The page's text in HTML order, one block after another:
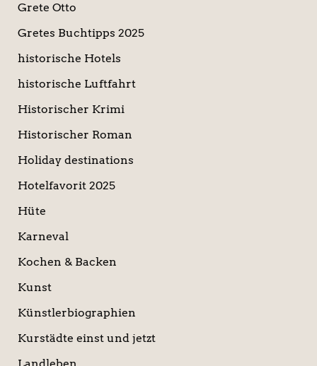
Grete Otto
Gretes Buchtipps 2025
historische Hotels
historische Luftfahrt
Historischer Krimi
Historischer Roman
Holiday destinations
Hotelfavorit 2025
Hüte
Karneval
Kochen & Backen
Kunst
Künstlerbiographien
Kurstädte einst und jetzt